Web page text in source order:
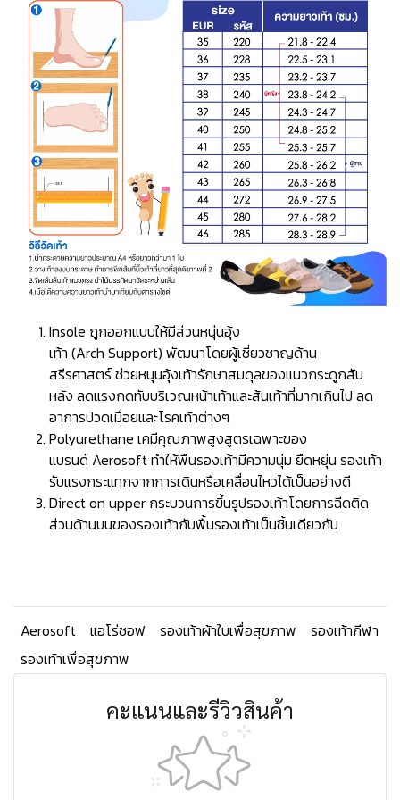
Insole ถูกออกแบบให้มีส่วนหนุ่นอุ้ง
เท้า (Arch Support) พัฒนาโดยผู้เชี่ยวชาญด้าน
สรีรศาสตร์ ช่วยหนุนอุ้งเท้ารักษาสมดุลของแนวกระดูกสัน
หลัง ลดแรงกดทับบริเวณหน้าเท้าและส้นเท้าที่มากเกินไป ลด
อาการปวดเมื่อยและโรคเท้าต่างๆ
Polyurethane เคมีคุณภาพสูงสูตรเฉพาะของ
แบรนด์ Aerosoft ทำให้พืนรองเท้ามีความนุ่ม ยืดหยุ่น รองเท้า
รับแรงกระแทกจากการเดินหรือเคลื่อนไหวได้เป็นอย่างดี
Direct on upper กระบวนการขึ้นรูปรองเท้าโดยการฉีดติด
ส่วนด้านบนของรองเท้ากับพื้นรองเท้าเป็นชิ้นเดียวกัน
Aerosoft แอโร่ซอฟ รองเท้าผ้าใบเพื่อสุขภาพ
รองเท้ากีฬา
รองเท้าเพื่อสุขภาพ
คะแนนและรีวิวสินค้า